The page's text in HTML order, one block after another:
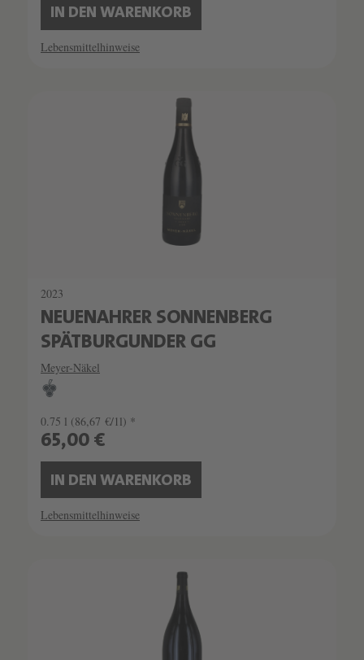
IN DEN WARENKORB
Lebensmittelhinweise
2023
NEUENAHRER SONNENBERG
SPÄTBURGUNDER GG
Meyer-Näkel
0.75 l (86,67 €/1l) *
65,00 €
IN DEN WARENKORB
Lebensmittelhinweise